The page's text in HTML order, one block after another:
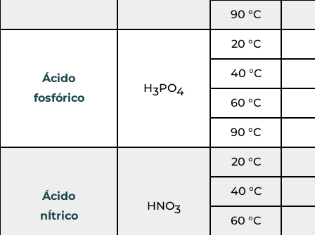
90 °C
Ácido
fosfórico
H3PO4
20 °C
40 °C
60 °C
90 °C
Ácido
nÍtrico
HNO3
20 °C
40 °C
60 °C